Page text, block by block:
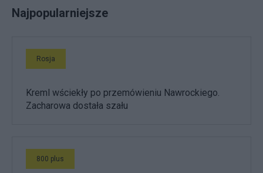
Najpopularniejsze
Rosja
Kreml wściekły po przemówieniu Nawrockiego.
Zacharowa dostała szału
800 plus